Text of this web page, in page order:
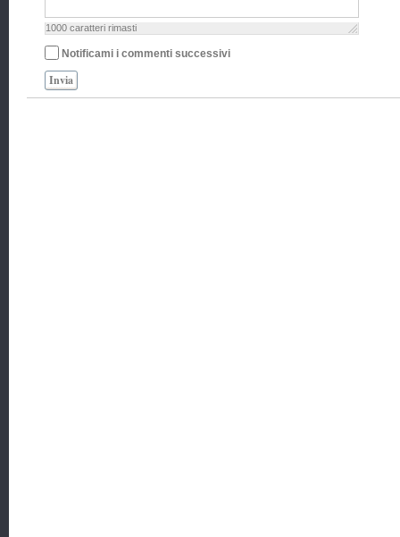
1000 caratteri rimasti
Notificami i commenti successivi
Invia